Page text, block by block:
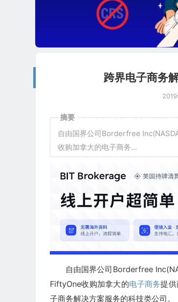
跨界电子商务
摘要
自由国界公司Borderfree
收购加拿大的电子商务...
自由国界公司Borderfree
FiftyOne收购加拿大的电子商务提
子商务解决方案服务的科技类公司。